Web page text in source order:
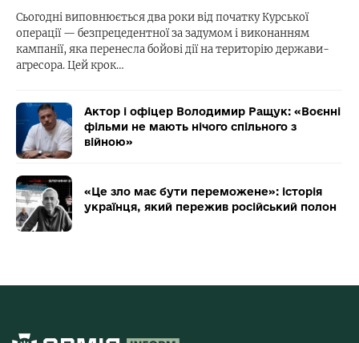
Сьогодні виповнюється два роки від початку Курської
операції — безпрецедентної за задумом і виконанням
кампанії, яка перенесла бойові дії на територію держави-
агресора. Цей крок…
Актор і офіцер Володимир Ращук: «Воєнні
фільми не мають нічого спільного з
війною»
«Це зло має бути переможене»: історія
українця, який пережив російський полон